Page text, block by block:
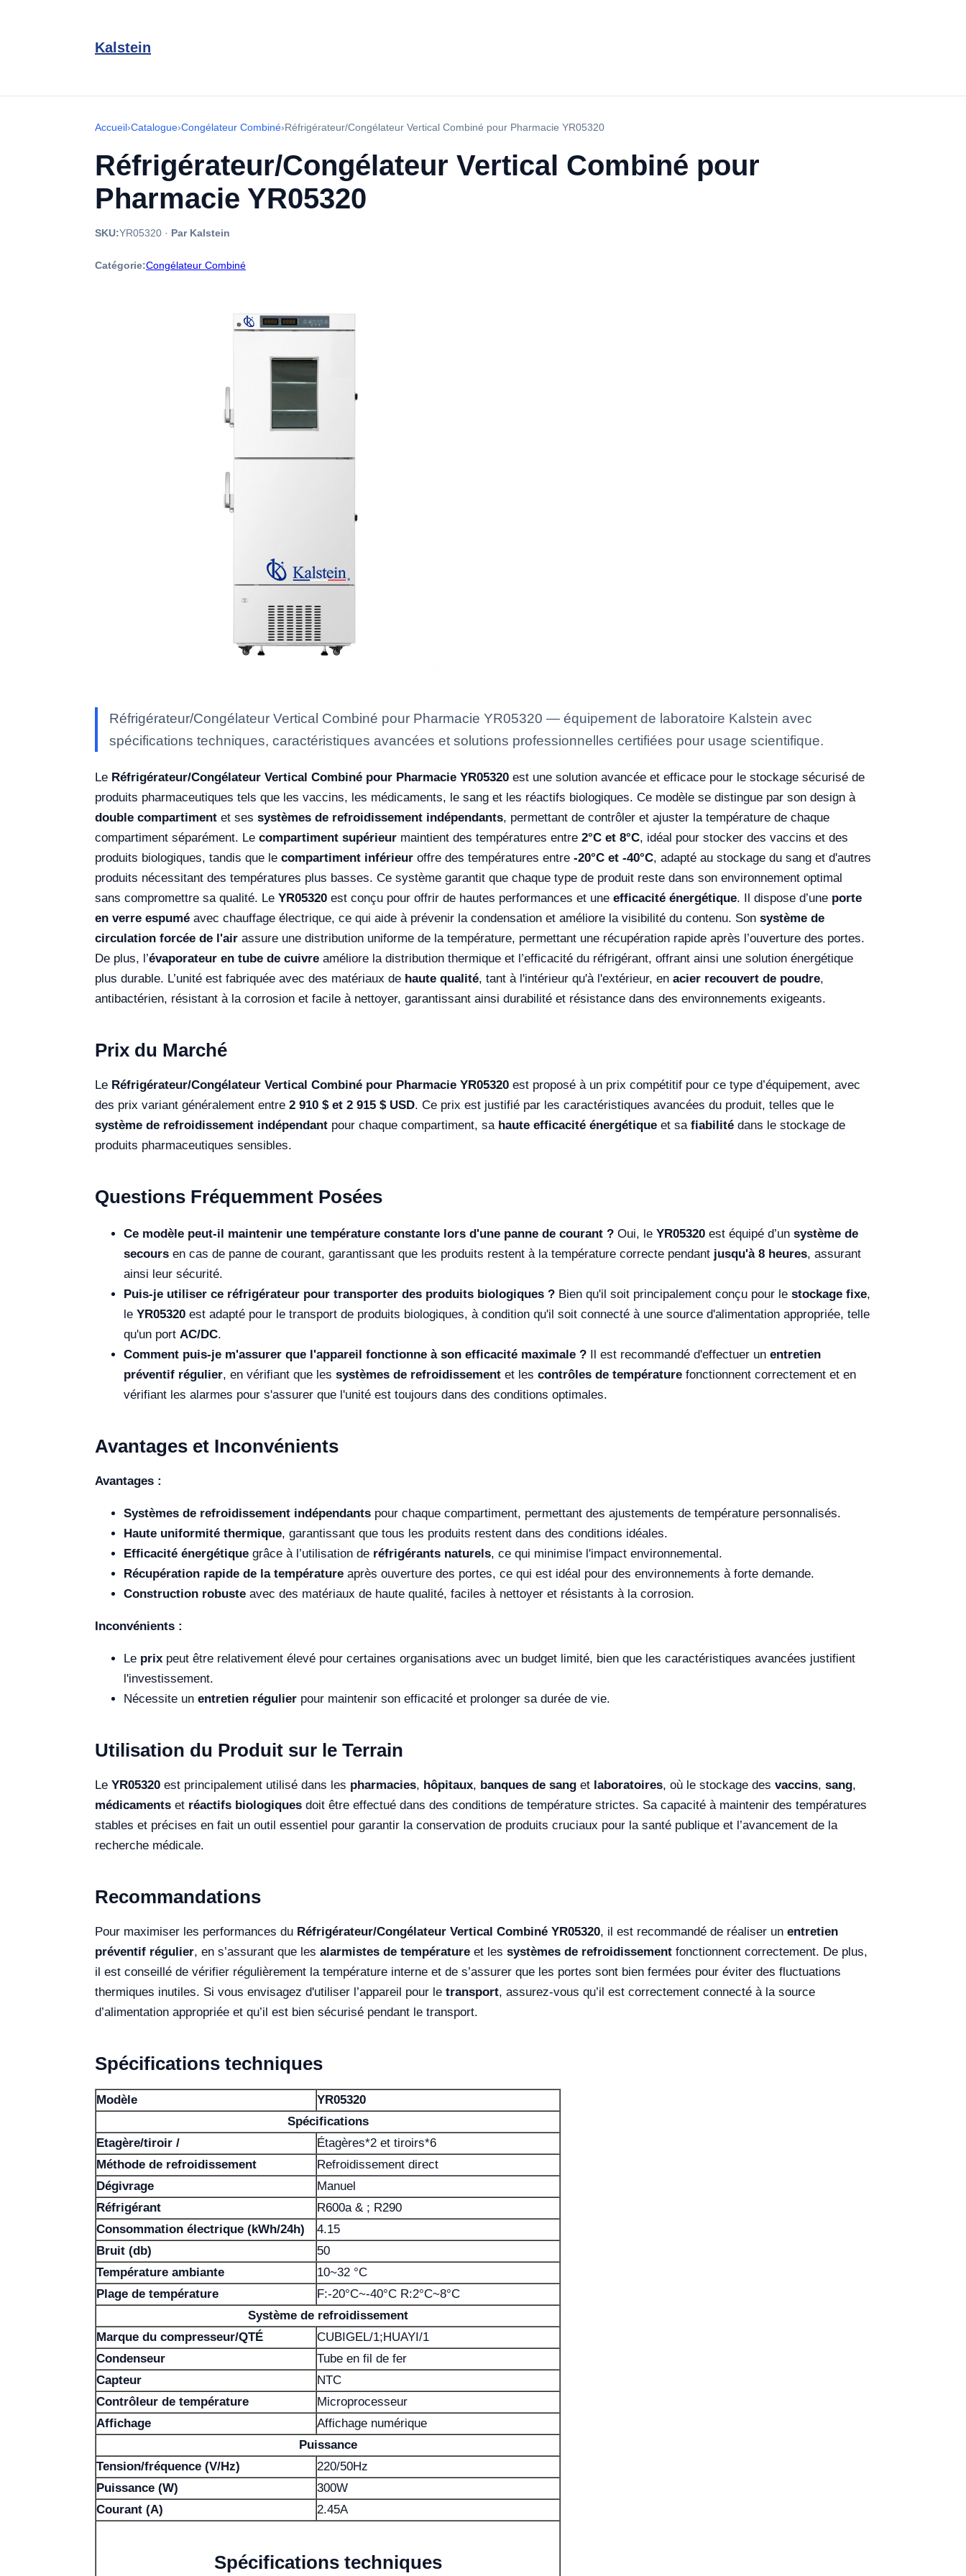
Kalstein
Accueil›Catalogue›Congélateur Combiné›Réfrigérateur/Congélateur Vertical Combiné pour Pharmacie YR05320
Réfrigérateur/Congélateur Vertical Combiné pour
Pharmacie YR05320
SKU:YR05320 · Par Kalstein
Catégorie:Congélateur Combiné
Réfrigérateur/Congélateur Vertical Combiné pour Pharmacie YR05320 — équipement de laboratoire Kalstein avec
spécifications techniques, caractéristiques avancées et solutions professionnelles certifiées pour usage scientifique.
Le Réfrigérateur/Congélateur Vertical Combiné pour Pharmacie YR05320 est une solution avancée et efficace pour le stockage sécurisé de
produits pharmaceutiques tels que les vaccins, les médicaments, le sang et les réactifs biologiques. Ce modèle se distingue par son design à
double compartiment et ses systèmes de refroidissement indépendants, permettant de contrôler et ajuster la température de chaque
compartiment séparément. Le compartiment supérieur maintient des températures entre 2°C et 8°C, idéal pour stocker des vaccins et des
produits biologiques, tandis que le compartiment inférieur offre des températures entre -20°C et -40°C, adapté au stockage du sang et d'autres
produits nécessitant des températures plus basses. Ce système garantit que chaque type de produit reste dans son environnement optimal
sans compromettre sa qualité. Le YR05320 est conçu pour offrir de hautes performances et une efficacité énergétique. Il dispose d’une porte
en verre espumé avec chauffage électrique, ce qui aide à prévenir la condensation et améliore la visibilité du contenu. Son système de
circulation forcée de l'air assure une distribution uniforme de la température, permettant une récupération rapide après l’ouverture des portes.
De plus, l’évaporateur en tube de cuivre améliore la distribution thermique et l’efficacité du réfrigérant, offrant ainsi une solution énergétique
plus durable. L’unité est fabriquée avec des matériaux de haute qualité, tant à l'intérieur qu'à l'extérieur, en acier recouvert de poudre,
antibactérien, résistant à la corrosion et facile à nettoyer, garantissant ainsi durabilité et résistance dans des environnements exigeants.
Prix du Marché
Le Réfrigérateur/Congélateur Vertical Combiné pour Pharmacie YR05320 est proposé à un prix compétitif pour ce type d’équipement, avec
des prix variant généralement entre 2 910 $ et 2 915 $ USD. Ce prix est justifié par les caractéristiques avancées du produit, telles que le
système de refroidissement indépendant pour chaque compartiment, sa haute efficacité énergétique et sa fiabilité dans le stockage de
produits pharmaceutiques sensibles.
Questions Fréquemment Posées
Ce modèle peut-il maintenir une température constante lors d'une panne de courant ? Oui, le YR05320 est équipé d’un système de
secours en cas de panne de courant, garantissant que les produits restent à la température correcte pendant jusqu'à 8 heures, assurant
ainsi leur sécurité.
Puis-je utiliser ce réfrigérateur pour transporter des produits biologiques ? Bien qu'il soit principalement conçu pour le stockage fixe,
le YR05320 est adapté pour le transport de produits biologiques, à condition qu'il soit connecté à une source d'alimentation appropriée, telle
qu'un port AC/DC.
Comment puis-je m'assurer que l'appareil fonctionne à son efficacité maximale ? Il est recommandé d'effectuer un entretien
préventif régulier, en vérifiant que les systèmes de refroidissement et les contrôles de température fonctionnent correctement et en
vérifiant les alarmes pour s'assurer que l'unité est toujours dans des conditions optimales.
Avantages et Inconvénients
Avantages :
Systèmes de refroidissement indépendants pour chaque compartiment, permettant des ajustements de température personnalisés.
Haute uniformité thermique, garantissant que tous les produits restent dans des conditions idéales.
Efficacité énergétique grâce à l’utilisation de réfrigérants naturels, ce qui minimise l'impact environnemental.
Récupération rapide de la température après ouverture des portes, ce qui est idéal pour des environnements à forte demande.
Construction robuste avec des matériaux de haute qualité, faciles à nettoyer et résistants à la corrosion.
Inconvénients :
Le prix peut être relativement élevé pour certaines organisations avec un budget limité, bien que les caractéristiques avancées justifient
l'investissement.
Nécessite un entretien régulier pour maintenir son efficacité et prolonger sa durée de vie.
Utilisation du Produit sur le Terrain
Le YR05320 est principalement utilisé dans les pharmacies, hôpitaux, banques de sang et laboratoires, où le stockage des vaccins, sang,
médicaments et réactifs biologiques doit être effectué dans des conditions de température strictes. Sa capacité à maintenir des températures
stables et précises en fait un outil essentiel pour garantir la conservation de produits cruciaux pour la santé publique et l’avancement de la
recherche médicale.
Recommandations
Pour maximiser les performances du Réfrigérateur/Congélateur Vertical Combiné YR05320, il est recommandé de réaliser un entretien
préventif régulier, en s’assurant que les alarmistes de température et les systèmes de refroidissement fonctionnent correctement. De plus,
il est conseillé de vérifier régulièrement la température interne et de s’assurer que les portes sont bien fermées pour éviter des fluctuations
thermiques inutiles. Si vous envisagez d'utiliser l’appareil pour le transport, assurez-vous qu’il est correctement connecté à la source
d’alimentation appropriée et qu’il est bien sécurisé pendant le transport.
Spécifications techniques
Modèle
YR05320
Spécifications
Etagère/tiroir /
Étagères*2 et tiroirs*6
Méthode de refroidissement
Refroidissement direct
Dégivrage
Manuel
Réfrigérant
R600a & ; R290
Consommation électrique (kWh/24h)
4.15
Bruit (db)
50
Température ambiante
10~32 °C
Plage de température
F:-20°C~-40°C R:2°C~8°C
Système de refroidissement
Marque du compresseur/QTÉ
CUBIGEL/1;HUAYI/1
Condenseur
Tube en fil de fer
Capteur
NTC
Contrôleur de température
Microprocesseur
Affichage
Affichage numérique
Puissance
Tension/fréquence (V/Hz)
220/50Hz
Puissance (W)
300W
Courant (A)
2.45A
Spécifications techniques